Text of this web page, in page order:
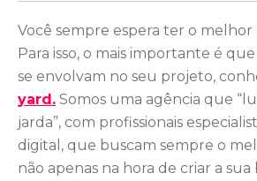
Você sempre espera ter o
Para isso, o mais importante é
se envolvam no seu projeto,
yard. Somos uma agência que
jarda”, com profissionais
digital, que buscam sempre o
não apenas na hora de criar a